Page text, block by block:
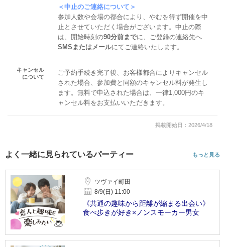
＜中止のご連絡について＞
参加人数や会場の都合により、やむを得ず開催を中
止とさせていただく場合がございます。中止の際
は、開始時刻の90分前までに、ご登録の連絡先へ
SMSまたはメールにてご連絡いたします。
キャンセル
について
ご予約手続き完了後、お客様都合によりキャンセル
された場合、参加費と同額のキャンセル料が発生し
ます。無料で申込された場合は、一律1,000円のキ
ャンセル料をお支払いいただきます。
掲載開始日：2026/4/18
よく一緒に見られているパーティー もっと見る
ツヴァイ町田
8/9(日) 11:00
《共通の趣味から距離が縮まる出会い》
食べ歩きが好き×ノンスモーカー男女